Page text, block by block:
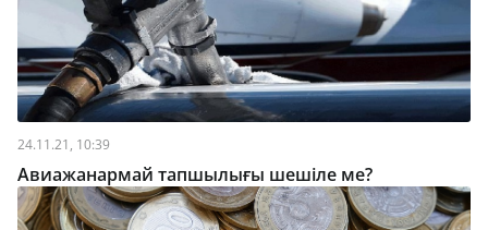
24.11.21, 10:39
Авиажанармай тапшылығы шешіле ме?